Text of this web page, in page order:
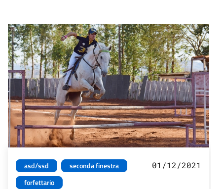
asd/ssd
seconda finestra
forfettario
01/12/2021